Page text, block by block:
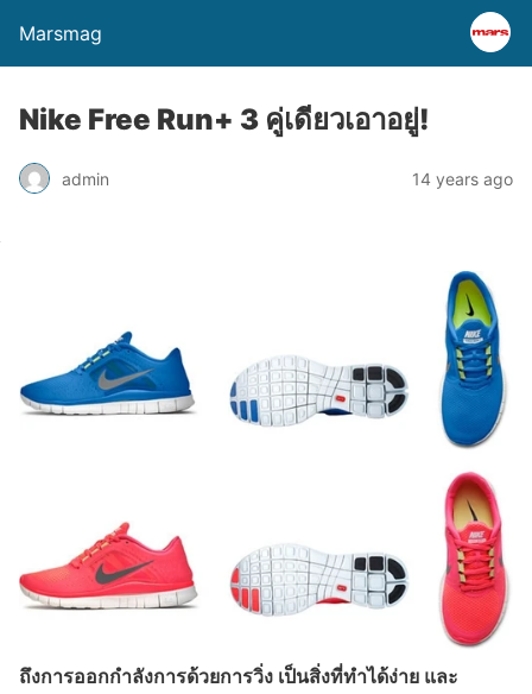
Marsmag
Nike Free Run+ 3 คู่เดียวเอาอยู่!
admin 14 years ago
ถึงการออกกำลังการด้วยการวิ่ง เป็นสิ่งที่ทำได้ง่าย และ